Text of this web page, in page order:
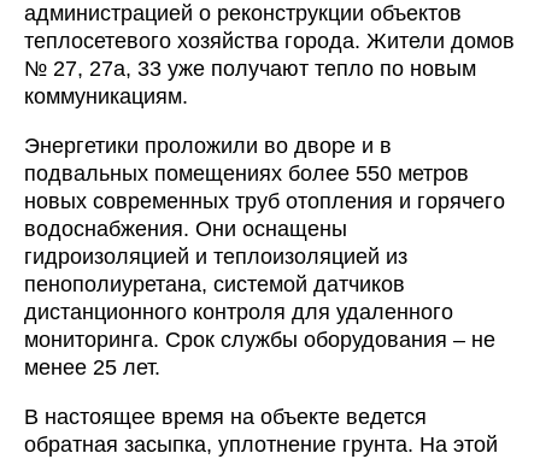
администрацией о реконструкции объектов
теплосетевого хозяйства города. Жители домов
№ 27, 27а, 33 уже получают тепло по новым
коммуникациям.
Энергетики проложили во дворе и в
подвальных помещениях более 550 метров
новых современных труб отопления и горячего
водоснабжения. Они оснащены
гидроизоляцией и теплоизоляцией из
пенополиуретана, системой датчиков
дистанционного контроля для удаленного
мониторинга. Срок службы оборудования – не
менее 25 лет.
В настоящее время на объекте ведется
обратная засыпка, уплотнение грунта. На этой